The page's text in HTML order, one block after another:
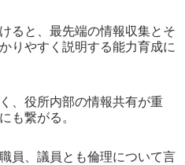
ると、最先端の情報収集とそ
りやすく説明する能力育成に
、役所内部の情報共有が重
も繋がる。
員、議員とも倫理について言